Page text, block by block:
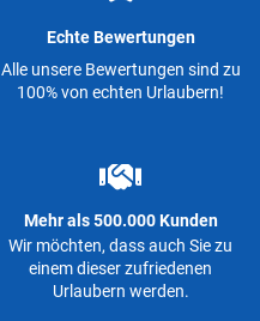
Echte Bewertungen
Alle unsere Bewertungen sind zu
100% von echten Urlaubern!
Mehr als 500.000 Kunden
Wir möchten, dass auch Sie zu
einem dieser zufriedenen
Urlaubern werden.